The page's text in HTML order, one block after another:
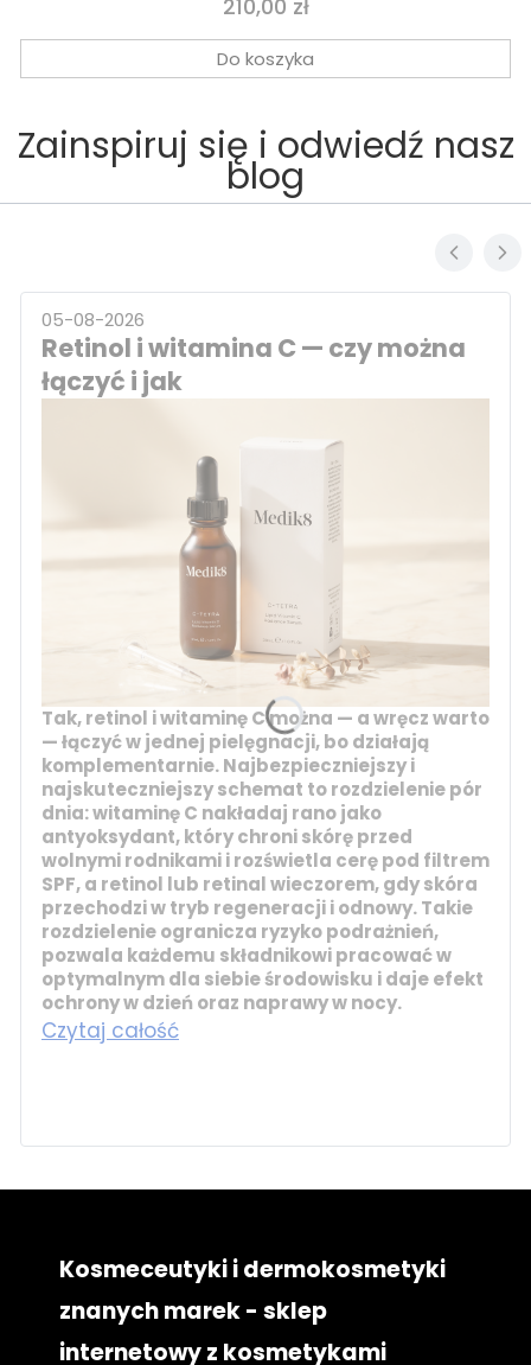
210,00 zł
Do koszyka
Zainspiruj się i odwiedź nasz
blog
05-08-2026
Retinol i witamina C — czy można
łączyć i jak
Tak, retinol i witaminę C można — a wręcz warto
— łączyć w jednej pielęgnacji, bo działają
komplementarnie. Najbezpieczniejszy i
najskuteczniejszy schemat to rozdzielenie pór
dnia:witaminę C nakładaj rano jako
antyoksydant, który chroni skórę przed
wolnymi rodnikami i rozświetla cerę pod filtrem
SPF, a retinol lub retinalwieczorem, gdy skóra
przechodzi w tryb regeneracji i odnowy. Takie
rozdzielenie ogranicza ryzyko podrażnień,
pozwala każdemu składnikowi pracować w
optymalnym dla siebie środowisku i daje efekt
ochrony w dzień oraz naprawy w nocy.
Czytaj całość
Kosmeceutyki i dermokosmetyki
znanych marek - sklep
internetowy z kosmetykami